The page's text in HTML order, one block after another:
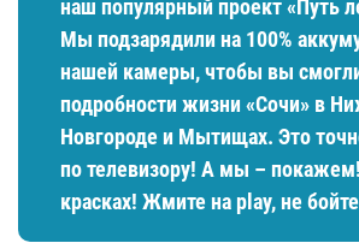
наш популярный проект «Путь
Мы подзарядили на 100%
нашей камеры, чтобы вы
подробности жизни «Сочи» в
Новгороде и Мытищах. Это
по телевизору! А мы –
красках! Жмите на play, не